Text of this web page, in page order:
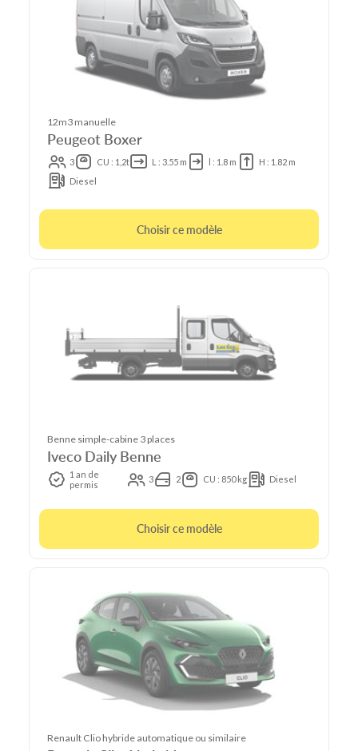
12m3 manuelle
Peugeot Boxer
3 CU : 1,2t L : 3.55 m l : 1.8 m
H : 1.82 m
Diesel
Choisir ce modèle
Benne simple-cabine 3 places
Iveco Daily Benne
1 an de
permis
3 2 CU : 850 kg Diesel
Choisir ce modèle
Renault Clio hybride automatique ou similaire